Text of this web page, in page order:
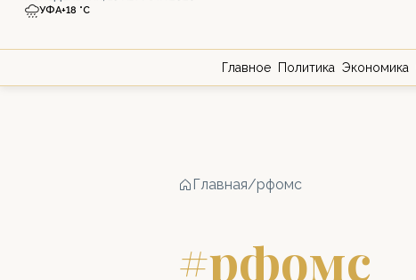
УФА+18 °С
Главное Политика Экономика
Главная/рфомс
#рфомс